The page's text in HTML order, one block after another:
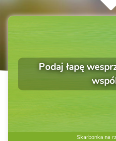
Podaj łapę
Skarbonka na